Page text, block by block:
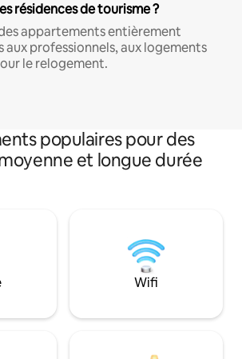
résidences de tourisme ?
appartements entièrement
aux professionnels, aux logements
le relogement.
populaires pour des
et longue durée
Wifi